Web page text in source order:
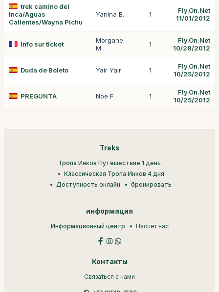
trek camino del
Inca/Aguas
Calientes/Wayna Pichu
Yanina B. 1
Fly.On.Net
11/01/2012
Info sur ticket
Morgane
M.
1
Fly.On.Net
10/28/2012
Duda de Boleto Yair Yair 1
Fly.On.Net
10/25/2012
PREGUNTA Noe F. 1
Fly.On.Net
10/25/2012
Treks
Тропа Инков Путешествие 1 день
Классическая Тропа Инков 4 дня
Доступность онлайн
бронировать
информация
Информационный центр Насчет нас
Контакты
Связаться с нами